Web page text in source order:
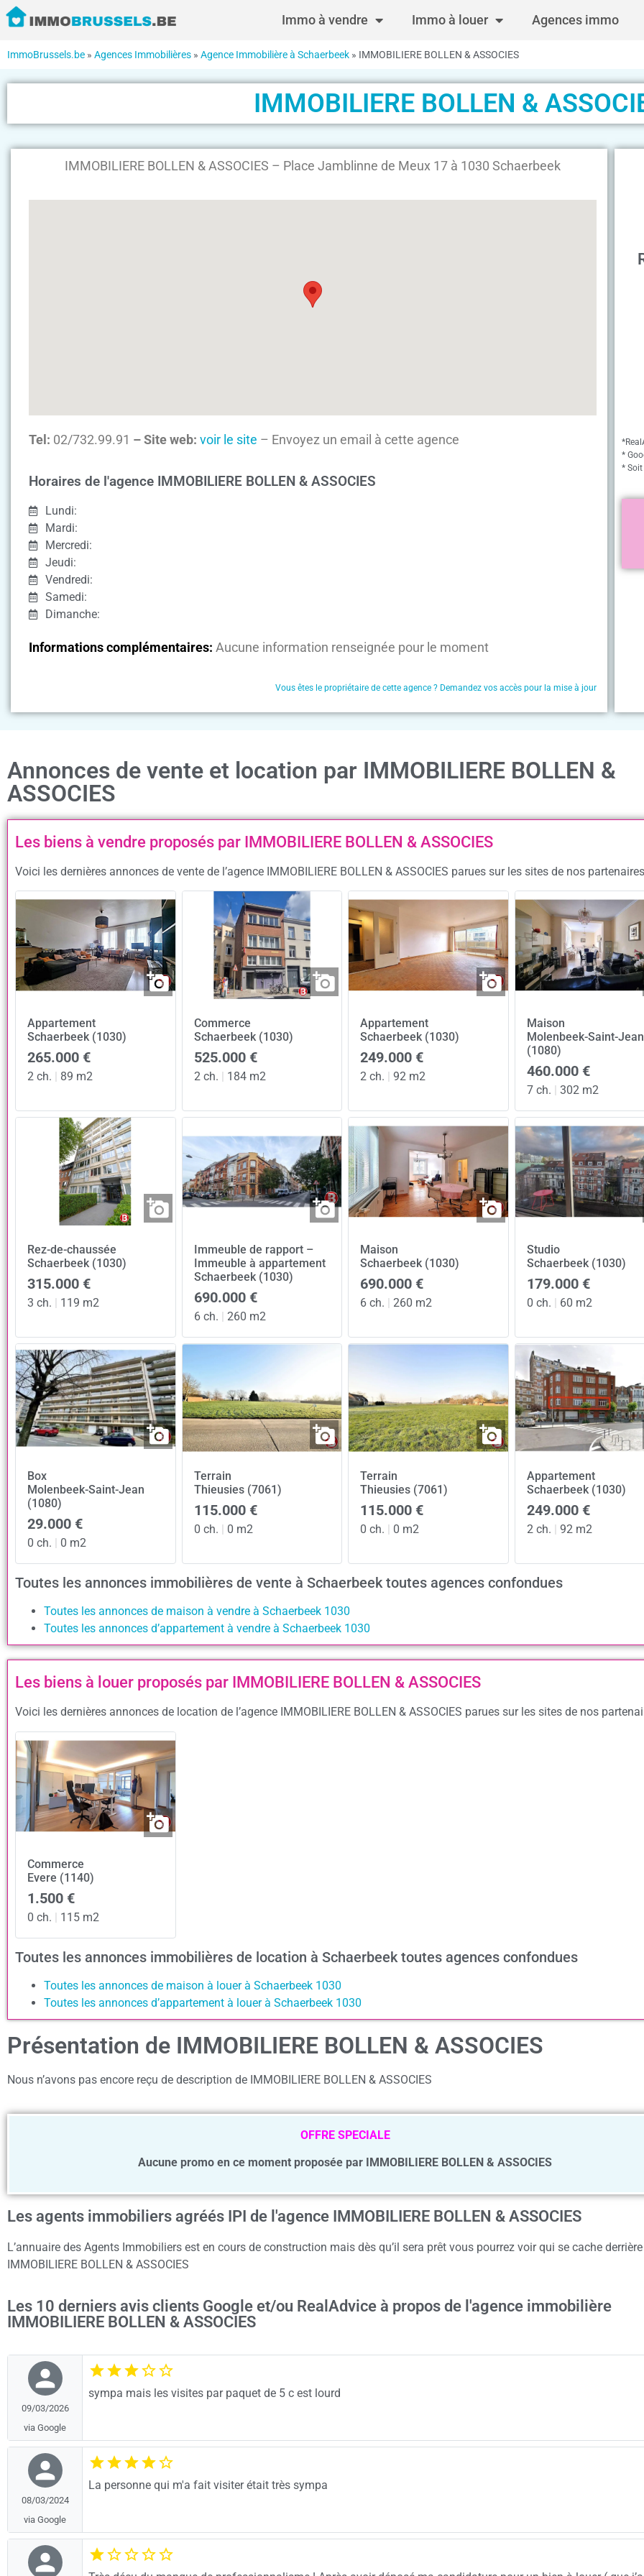
Immo à vendre Immo à louer Agences immo
ImmoBrussels.be » Agences Immobilières » Agence Immobilière à Schaerbeek » IMMOBILIERE BOLLEN & ASSOCIES
IMMOBILIERE BOLLEN &
IMMOBILIERE BOLLEN & ASSOCIES – Place Jamblinne de Meux 17 à 1030 Schaerbeek
Tel: 02/732.99.91 – Site web: voir le site – Envoyez un email à cette agence
Horaires de l'agence IMMOBILIERE BOLLEN & ASSOCIES
Lundi:
Mardi:
Mercredi:
Jeudi:
Vendredi:
Samedi:
Dimanche:
Informations complémentaires: Aucune information renseignée pour le moment
Vous êtes le propriétaire de cette agence ? Demandez vos accès pour la mise à jour
*
* Soit
Annonces de vente et location par IMMOBILIERE BOLLEN &
ASSOCIES
Les biens à vendre proposés par IMMOBILIERE BOLLEN & ASSOCIES
Voici les dernières annonces de vente de l’agence IMMOBILIERE BOLLEN & ASSOCIES parues sur les sites de nos partenaires
Appartement
Schaerbeek (1030)
265.000 €
2 ch. | 89 m2
Commerce
Schaerbeek (1030)
525.000 €
2 ch. | 184 m2
Appartement
Schaerbeek (1030)
249.000 €
2 ch. | 92 m2
Maison
Molenbeek-Saint-Jean
(1080)
460.000 €
7 ch. | 302 m2
Rez-de-chaussée
Schaerbeek (1030)
315.000 €
3 ch. | 119 m2
Immeuble de rapport –
Immeuble à appartement
Schaerbeek (1030)
690.000 €
6 ch. | 260 m2
Maison
Schaerbeek (1030)
690.000 €
6 ch. | 260 m2
Studio
Schaerbeek (1030)
179.000 €
0 ch. | 60 m2
Box
Molenbeek-Saint-Jean
(1080)
29.000 €
0 ch. | 0 m2
Terrain
Thieusies (7061)
115.000 €
0 ch. | 0 m2
Terrain
Thieusies (7061)
115.000 €
0 ch. | 0 m2
Appartement
Schaerbeek (1030)
249.000 €
2 ch. | 92 m2
Toutes les annonces immobilières de vente à Schaerbeek toutes agences confondues
Toutes les annonces de maison à vendre à Schaerbeek 1030
Toutes les annonces d’appartement à vendre à Schaerbeek 1030
Les biens à louer proposés par IMMOBILIERE BOLLEN & ASSOCIES
Voici les dernières annonces de location de l’agence IMMOBILIERE BOLLEN & ASSOCIES parues sur les sites de nos
Commerce
Evere (1140)
1.500 €
0 ch. | 115 m2
Toutes les annonces immobilières de location à Schaerbeek toutes agences confondues
Toutes les annonces de maison à louer à Schaerbeek 1030
Toutes les annonces d’appartement à louer à Schaerbeek 1030
Présentation de IMMOBILIERE BOLLEN & ASSOCIES
Nous n’avons pas encore reçu de description de IMMOBILIERE BOLLEN & ASSOCIES
OFFRE SPECIALE
Aucune promo en ce moment proposée par IMMOBILIERE BOLLEN & ASSOCIES
Les agents immobiliers agréés IPI de l'agence IMMOBILIERE BOLLEN & ASSOCIES
L’annuaire des Agents Immobiliers est en cours de construction mais dès qu’il sera prêt vous pourrez voir qui se cache derrière
IMMOBILIERE BOLLEN & ASSOCIES
Les 10 derniers avis clients Google et/ou RealAdvice à propos de l'agence immobilière
IMMOBILIERE BOLLEN & ASSOCIES
09/03/2026
via Google
sympa mais les visites par paquet de 5 c est lourd
08/03/2024
via Google
La personne qui m'a fait visiter était très sympa